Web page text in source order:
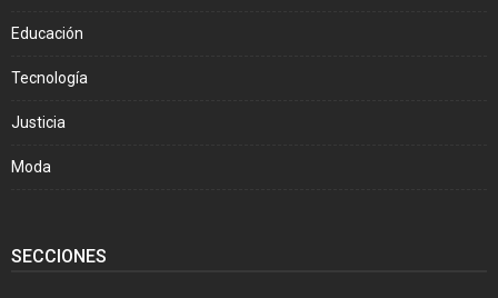
Educación
Tecnología
Justicia
Moda
SECCIONES